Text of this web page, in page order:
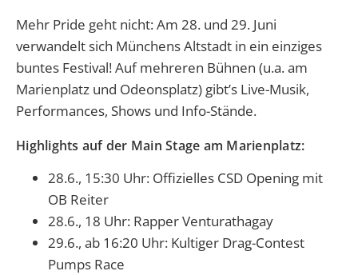
Mehr Pride geht nicht: Am 28. und 29. Juni
verwandelt sich Münchens Altstadt in ein einziges
buntes Festival! Auf mehreren Bühnen (u.a. am
Marienplatz und Odeonsplatz) gibt’s Live-Musik,
Performances, Shows und Info-Stände.
Highlights auf der Main Stage am Marienplatz:
28.6., 15:30 Uhr: Offizielles CSD Opening mit
OB Reiter
28.6., 18 Uhr: Rapper Venturathagay
29.6., ab 16:20 Uhr: Kultiger Drag-Contest
Pumps Race